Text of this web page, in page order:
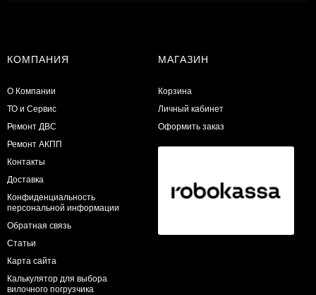
КОМПАНИЯ
О Компании
ТО и Сервис
​Ремонт ДВС
Ремонт АКПП
Контакты
Доставка
Конфиденциальность
персональной информации
Обратная связь
Статьи
Карта сайта
Калькулятор для выбора
вилочного погрузчика
МАГАЗИН
Корзина
Личный кабинет
Оформить заказ